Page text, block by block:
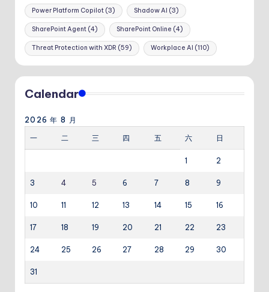
Power Platform Copilot (3) Shadow AI (3)
SharePoint Agent (4) SharePoint Online (4)
Threat Protection with XDR (59) Workplace AI (110)
Calendar
2026 年 8 月
一
二 三 四 五 六 日
1 2
3 4 5 6 7 8 9
10 11 12 13 14 15 16
17 18 19 20 21 22 23
24 25 26 27 28 29 30
31